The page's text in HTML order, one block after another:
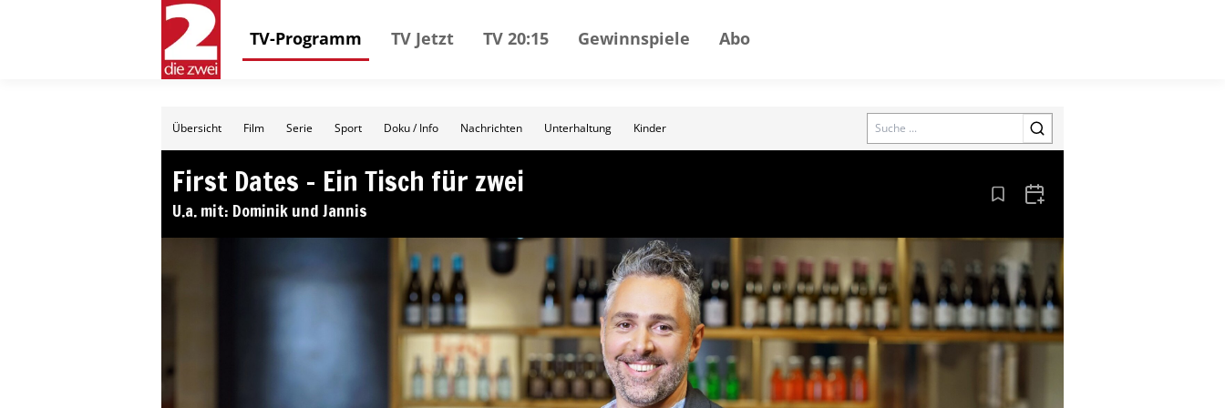
TV-Programm TV Jetzt TV 20:15 Gewinnspiele Abo
Übersicht Film Serie Sport Doku / Info Nachrichten Unterhaltung Kinder Search
First Dates – Ein Tisch für zwei
U.a. mit: Dominik und Jannis Aus den Lesezeichen entfernen
Zum Kalender hinzufügen